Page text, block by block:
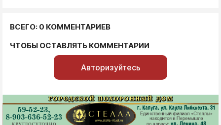
ВСЕГО: 0 КОММЕНТАРИЕВ
ЧТОБЫ ОСТАВЛЯТЬ КОММЕНТАРИИ
Авторизуйтесь